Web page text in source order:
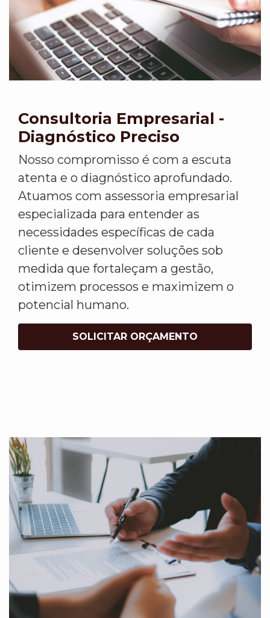
Consultoria Empresarial -
Diagnóstico Preciso
Nosso compromisso é com a escuta
atenta e o diagnóstico aprofundado.
Atuamos com assessoria empresarial
especializada para entender as
necessidades específicas de cada
cliente e desenvolver soluções sob
medida que fortaleçam a gestão,
otimizem processos e maximizem o
potencial humano.
SOLICITAR ORÇAMENTO